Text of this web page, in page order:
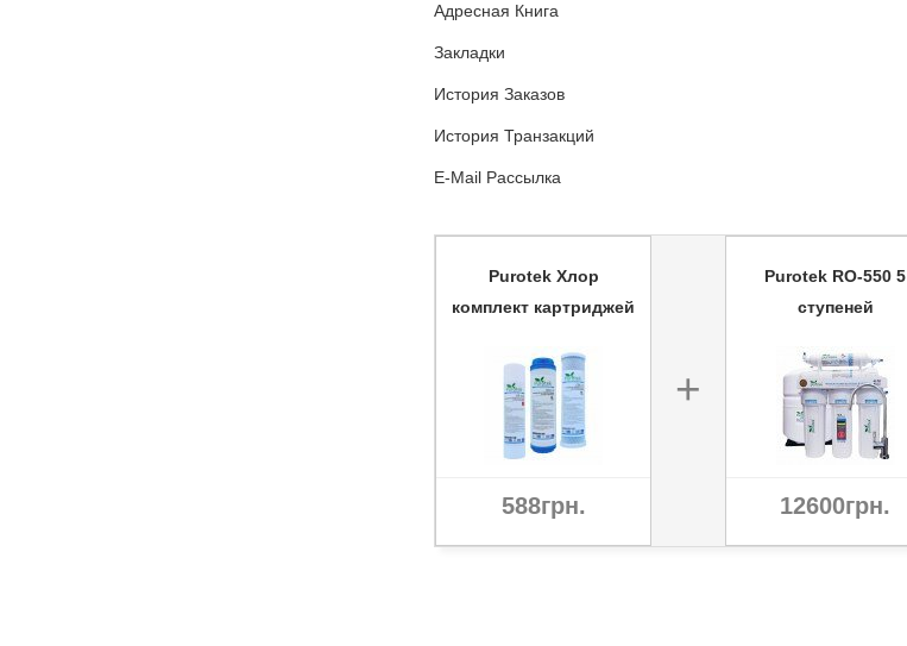
Адресная Книга
Закладки
История Заказов
История Транзакций
E-Mail Рассылка
Purotek Хлор
комплект картриджей
588грн.
+
Purotek RO-550 5
ступеней
12600грн.